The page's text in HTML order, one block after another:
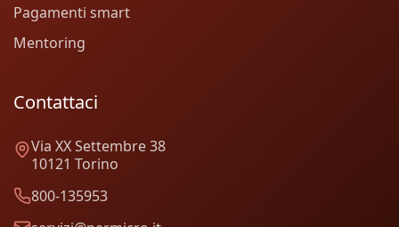
Pagamenti smart
Mentoring
Contattaci
Via XX Settembre 38
10121 Torino
800-135953